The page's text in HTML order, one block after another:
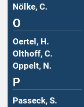
Nölke, C.
O
Oertel, H.
Olthoff, C.
Oppelt, N.
P
Passeck, S.